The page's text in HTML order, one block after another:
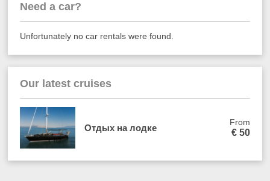
Need a car?
Unfortunately no car rentals were found.
Our latest cruises
Отдых на лодке
From
€ 50